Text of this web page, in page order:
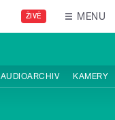
ŽIVĚ MENU
AUDIOARCHIV KAMERY